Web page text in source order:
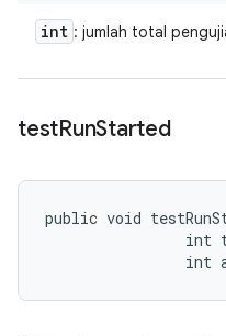
int : jumlah total
testRunStarted
public void
int
int